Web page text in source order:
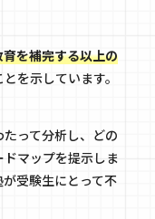
を補完する以上の
とを示しています。
って分析し、どの
マップを提示しま
受験生にとって不